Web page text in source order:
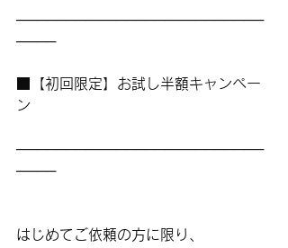
─────────────────────────
────
■【初回限定】お試し半額キャンペー
ン
─────────────────────────
────
はじめてご依頼の方に限り、